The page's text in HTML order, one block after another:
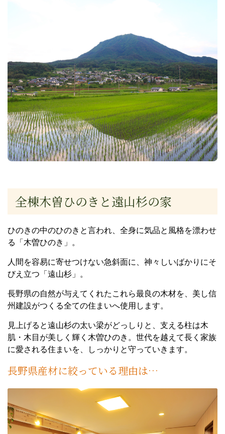
全棟木曽ひのきと遠山杉の家
ひのきの中のひのきと言われ、全身に気品と風格を漂わせ
る「木曽ひのき」。
人間を容易に寄せつけない急斜面に、神々しいばかりにそ
びえ立つ「遠山杉」。
長野県の自然が与えてくれたこれら最良の木材を、美し信
州建設がつくる全ての住まいへ使用します。
見上げると遠山杉の太い梁がどっしりと、支える柱は木
肌・木目が美しく輝く木曽ひのき。世代を越えて長く家族
に愛される住まいを、しっかりと守っていきます。
長野県産材に絞っている理由は…